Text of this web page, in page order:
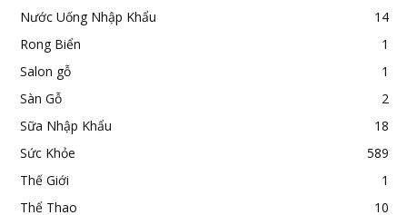
Nước Uống Nhập Khẩu
14
Rong Biển
1
Salon gỗ
1
Sàn Gỗ
2
Sữa Nhập Khẩu
18
Sức Khỏe
589
Thế Giới
1
Thể Thao
10